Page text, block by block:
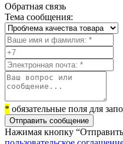
Обратная связь
Тема сообщения:
* обязательные поля для
Отправить сообщение
Нажимая кнопку